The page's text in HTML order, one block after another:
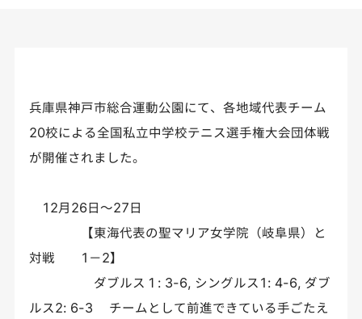
兵庫県神戸市総合運動公園にて、各地域代表チーム
20校による全国私立中学校テニス選手権大会団体戦
が開催されました。
12月26日～27日
【東海代表の聖マリア女学院（岐阜県）と
対戦 1－2】
ダブルス１: 3-6, シングルス1: 4-6, ダブ
ルス2: 6-3 チームとして前進できている手ごたえ